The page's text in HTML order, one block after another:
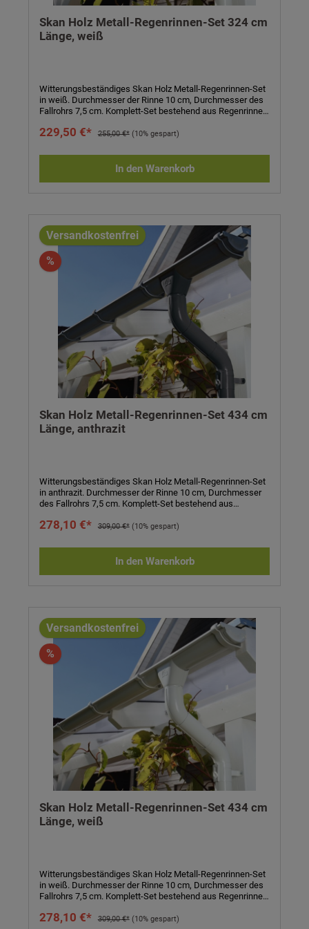
Skan Holz Metall-Regenrinnen-Set 324 cm
Länge, weiß
Witterungsbeständiges Skan Holz Metall-Regenrinnen-Set
in weiß. Durchmesser der Rinne 10 cm, Durchmesser des
Fallrohrs 7,5 cm. Komplett-Set bestehend aus Regenrinne,
Rohrschellen, Regenrinnenhaltern, Silikonkartusche zum
Verklemmen der Teile, einmaliges Verkleben der
Rinnenendstücke und Rinnenverbinder durch mitgeliefertes
alterungsbeständig, farbbeständig- inkl. Regenrinne,
Fallrohr, Ablaufrohrbogen, Verbindungselementen,
Rohrschellen, Regenrinnenhaltern, Silikonkartusche zum
Abdichten und Aufbauanleitung
229,50 €* 255,00 €* (10% gespart)
In den Warenkorb
Versandkostenfrei
%
Skan Holz Metall-Regenrinnen-Set 434 cm
Länge, anthrazit
Witterungsbeständiges Skan Holz Metall-Regenrinnen-Set
in anthrazit. Durchmesser der Rinne 10 cm, Durchmesser
des Fallrohrs 7,5 cm. Komplett-Set bestehend aus
Verbindungselementen, Rohrschellen, Regenrinnenhaltern,
Einfaches Stecken und Verklemmen der Teile, einmaliges
Verkleben der Rinnenendstücke und Rinnenverbinder durch
alterungsbeständig, farbbeständig- inkl. Regenrinne,
Fallrohr, Ablaufrohrbogen, Verbindungselementen,
Rohrschellen, Regenrinnenhaltern, Silikonkartusche zum
Abdichten und Aufbauanleitung
278,10 €* 309,00 €* (10% gespart)
In den Warenkorb
Versandkostenfrei
%
Skan Holz Metall-Regenrinnen-Set 434 cm
Länge, weiß
Witterungsbeständiges Skan Holz Metall-Regenrinnen-Set
in weiß. Durchmesser der Rinne 10 cm, Durchmesser des
Fallrohrs 7,5 cm. Komplett-Set bestehend aus Regenrinne,
Rohrschellen, Regenrinnenhaltern, Silikonkartusche zum
278,10 €* 309,00 €* (10% gespart)